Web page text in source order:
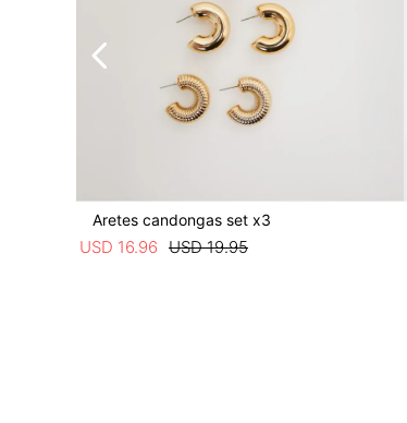
Aretes candongas set x3
USD 19.95
USD 16.96